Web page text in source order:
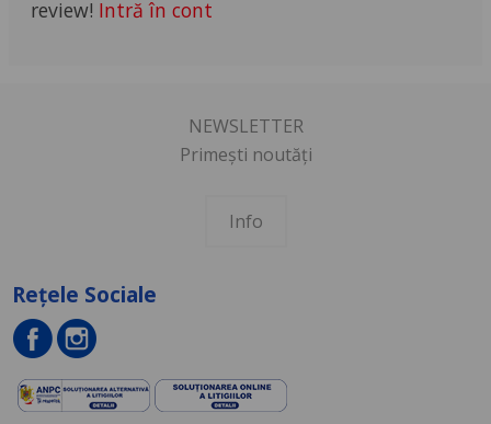
review! Intră în cont
NEWSLETTER
Primești noutăți
Info
Rețele Sociale